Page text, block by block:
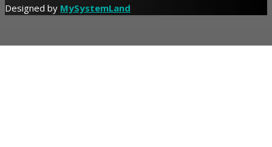
Designed by MySystemLand